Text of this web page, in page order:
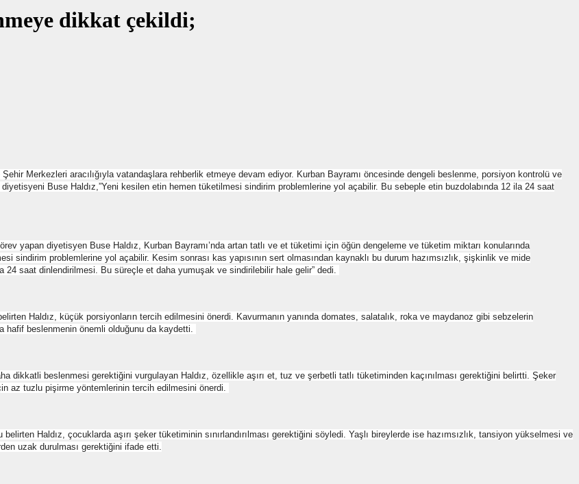
dikkat çekildi;
Merkezleri aracılığıyla vatandaşlara rehberlik etmeye devam ediyor. Kurban Bayramı öncesinde dengeli beslenme, porsiyon kontrolü ve
Buse Haldız,”Yeni kesilen etin hemen tüketilmesi sindirim problemlerine yol açabilir. Bu sebeple etin buzdolabında 12 ila 24 saat
yapan diyetisyen Buse Haldız, Kurban Bayramı’nda artan tatlı ve et tüketimi için öğün dengeleme ve tüketim miktarı konularında
sindirim problemlerine yol açabilir. Kesim sonrası kas yapısının sert olmasından kaynaklı bu durum hazımsızlık, şişkinlik ve mide
24 saat dinlendirilmesi. Bu süreçle et daha yumuşak ve sindirilebilir hale gelir” dedi.
Haldız, küçük porsiyonların tercih edilmesini önerdi. Kavurmanın yanında domates, salatalık, roka ve maydanoz gibi sebzelerin
hafif beslenmenin önemli olduğunu da kaydetti.
dikkatli beslenmesi gerektiğini vurgulayan Haldız, özellikle aşırı et, tuz ve şerbetli tatlı tüketiminden kaçınılması gerektiğini belirtti. Şeker
az tuzlu pişirme yöntemlerinin tercih edilmesini önerdi.
Haldız, çocuklarda aşırı şeker tüketiminin sınırlandırılması gerektiğini söyledi. Yaşlı bireylerde ise hazımsızlık, tansiyon yükselmesi ve
uzak durulması gerektiğini ifade etti.